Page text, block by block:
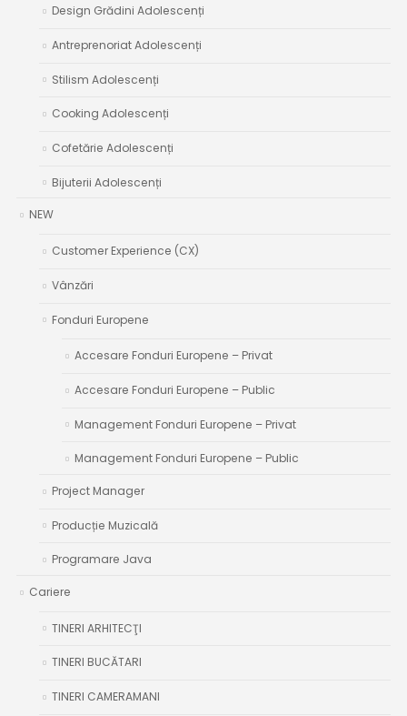
Design Grădini Adolescenți
Antreprenoriat Adolescenți
Stilism Adolescenți
Cooking Adolescenți
Cofetărie Adolescenți
Bijuterii Adolescenți
NEW
Customer Experience (CX)
Vânzări
Fonduri Europene
Accesare Fonduri Europene – Privat
Accesare Fonduri Europene – Public
Management Fonduri Europene – Privat
Management Fonduri Europene – Public
Project Manager
Producție Muzicală
Programare Java
Cariere
TINERI ARHITECŢI
TINERI BUCĂTARI
TINERI CAMERAMANI